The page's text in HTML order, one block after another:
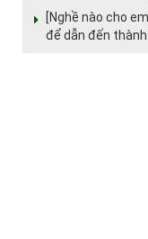
[Nghề nào cho
để dẫn đến